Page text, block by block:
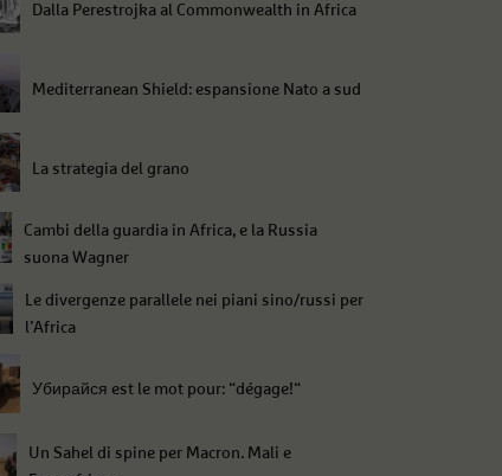
Dalla Perestrojka al Commonwealth in Africa
Mediterranean Shield: espansione Nato a sud
La strategia del grano
Cambi della guardia in Africa, e la Russia
suona Wagner
Le divergenze parallele nei piani sino/russi per
l’Africa
Убирайся est le mot pour: “dégage!“
Un Sahel di spine per Macron. Mali e